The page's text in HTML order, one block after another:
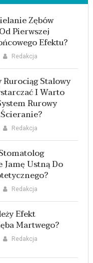
Zębów
Pierwszej
Efektu?
Redakcja
Rurociąg Stalowy
I Warto
Rurowy
Redakcja
Jamę Ustną Do
Redakcja
Efekt
Martwego?
Redakcja